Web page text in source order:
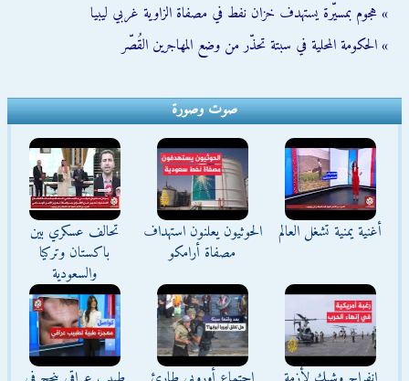
» هجوم بمسيّرة يستهدف خزان نفط في مصفاة الزاوية غربي ليبيا
» الحكومة المحلية في سبتة تحذّر من وضع المهاجرين القُصّر
صوت وصورة
أغنية يمنية تشغل العالم
الحوثيون يعلنون استهداف
مصفاة أرامكو
تحالف عسكري بين
باكستان وتركيا
والسعودية